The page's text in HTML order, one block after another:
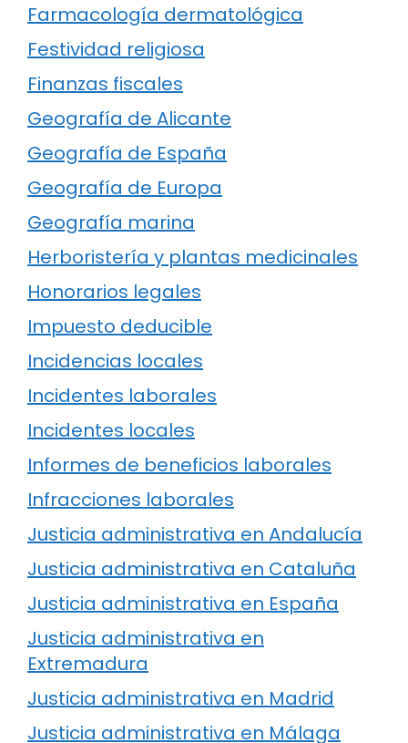
Farmacología dermatológica
Festividad religiosa
Finanzas fiscales
Geografía de Alicante
Geografía de España
Geografía de Europa
Geografía marina
Herboristería y plantas medicinales
Honorarios legales
Impuesto deducible
Incidencias locales
Incidentes laborales
Incidentes locales
Informes de beneficios laborales
Infracciones laborales
Justicia administrativa en Andalucía
Justicia administrativa en Cataluña
Justicia administrativa en España
Justicia administrativa en
Extremadura
Justicia administrativa en Madrid
Justicia administrativa en Málaga